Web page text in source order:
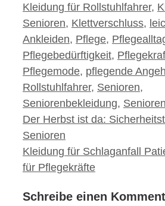
Kleidung für Rollstuhlfahrer,
Senioren, Klettverschluss,
Ankleiden, Pflege,
Pflegebedürftigkeit,
Pflegemode, pflegende
Rollstuhlfahrer, Senioren,
Seniorenbekleidung,
Beitrags-
Navigation
Der Herbst ist da:
Senioren
Kleidung für Schlaganfall
für Pflegekräfte
Schreibe einen